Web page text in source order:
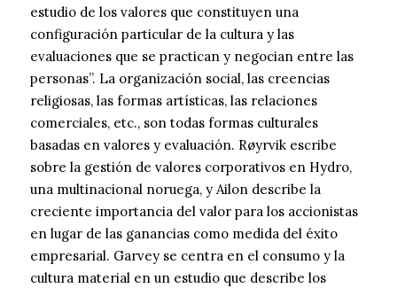
estudio de los valores que constituyen una
configuración particular de la cultura y las
evaluaciones que se practican y negocian entre las
personas”. La organización social, las creencias
religiosas, las formas artísticas, las relaciones
comerciales, etc., son todas formas culturales
basadas en valores y evaluación. Røyrvik escribe
sobre la gestión de valores corporativos en Hydro,
una multinacional noruega, y Ailon describe la
creciente importancia del valor para los accionistas
en lugar de las ganancias como medida del éxito
empresarial. Garvey se centra en el consumo y la
cultura material en un estudio que describe los